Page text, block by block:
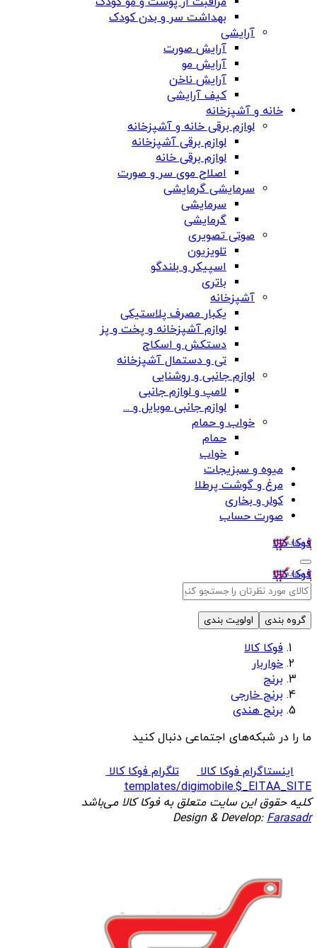
بهداشت سر و بدن کودک
آرایشی
آرایش صورت
آرایش مو
آرایش ناخن
کیف آرایشی
خانه و آشپزخانه
لوازم برقی خانه و آشپزخانه
لوازم برقی آشپزخانه
لوازم برقی خانه
اصلاح موی سر و صورت
سرمایشی گرمایشی
سرمایشی
گرمایشی
صوتی تصویری
تلویزیون
اسپیکر و بلندگو
باتری
آشپزخانه
یکبار مصرف پلاستیکی
لوازم آشپزخانه و پخت و پز
دستکش و اسکاج
تی و دستمال آشپزخانه
لوازم جانبی و روشنایی
لامپ و لوازم جانبی
لوازم جانبی موبایل و ...
خواب و حمام
حمام
خواب
میوه و سبزیجات
مرغ و گوشت پرطلا
کولر و بخاری
صورت حساب
فوکا کالا
فوکا کالا
گروه بندی اولویت بندی
فوکا کالا
خواربار
برنج
برنج خارجی
برنج هندی
ما را در شبکه‌های اجتماعی دنبال کنید
اینستاگرام فوکا کالا
تلگرام فوکا کالا
templates/digimobile.$_EITAA_SITE
کلیه حقوق این سایت متعلق به فوکا کالا می‌باشد
Design & Develop:Farasadr